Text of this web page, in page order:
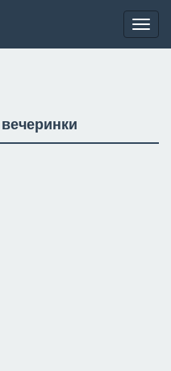
вечеринки